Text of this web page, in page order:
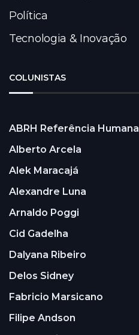
Política
Tecnologia & Inovação
COLUNISTAS
ABRH Referência Humana
Alberto Arcela
Alek Maracajá
Alexandre Luna
Arnaldo Poggi
Cid Gadelha
Dalyana Ribeiro
Delos Sidney
Fabricio Marsicano
Filipe Andson